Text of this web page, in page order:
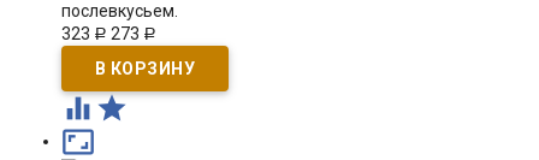
послевкусьем.
323 Р 273 Р
 
